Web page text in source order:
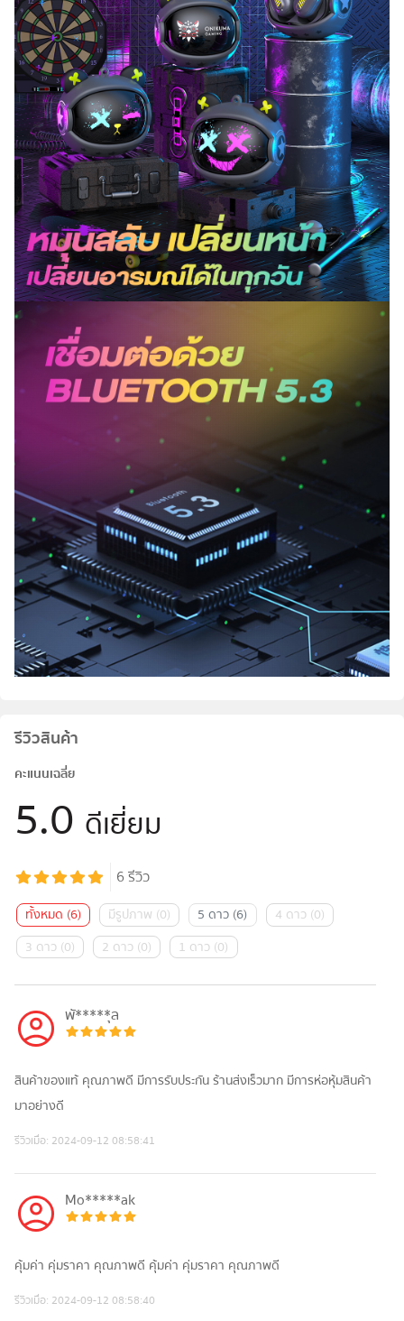
รีวิวสินค้า
คะแนนเฉลี่ย
5.0 ดีเยี่ยม
6รีวิว
ทั้งหมด (6) มีรูปภาพ (0) 5 ดาว (6) 4 ดาว (0)
3 ดาว (0) 2 ดาว (0) 1 ดาว (0)
พั*****ุล
สินค้าของแท้ คุณภาพดี มีการรับประกัน ร้านส่งเร็วมาก มีการห่อหุ้มสินค้า
มาอย่างดี
รีวิวเมื่อ: 2024-09-12 08:58:41
Mo*****ak
คุ้มค่า คุ่มราคา คุณภาพดี คุ้มค่า คุ่มราคา คุณภาพดี
รีวิวเมื่อ: 2024-09-12 08:58:40